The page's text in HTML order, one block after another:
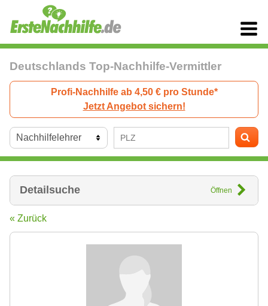
Deutschlands Top-Nachhilfe-Vermittler
Profi-Nachhilfe ab 4,50 € pro Stunde*
Jetzt Angebot sichern!
Detailsuche Öffnen
« Zurück